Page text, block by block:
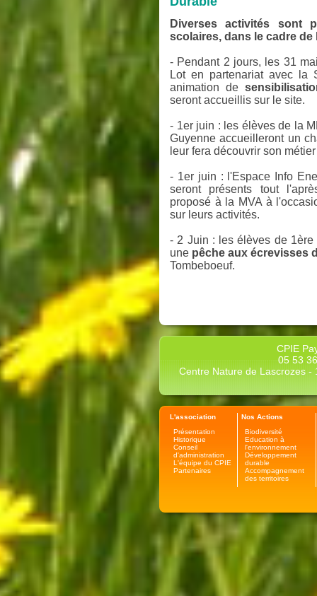
Diverses activités sont
scolaires, dans le cadre
- Pendant 2 jours, les 31
Lot en partenariat avec la
animation de
seront accueillis sur le site.
- 1er juin : les élèves de la
Guyenne accueilleront un
leur fera découvrir son
- 1er juin : l'Espace Info
seront présents tout
proposé à la MVA à
sur leurs activités.
- 2 Juin : les élèves de
une pêche aux écrevisses
Tombeboeuf.
CPIE
05 53
Centre Nature de Lascrozes -
L'association
Présentation
Historique
Conseil
d'administration
L'équipe du CPIE
Partenaires
Nos Actions
Biodiversité
Education à
l'environnement
Développement
durable
Accompagnement
des territoires